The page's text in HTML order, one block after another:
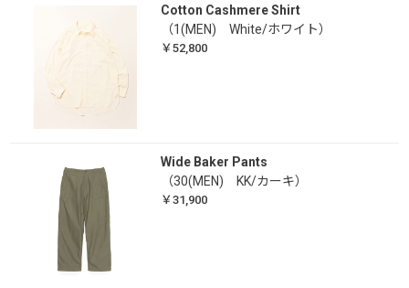
Cotton Cashmere Shirt
（1(MEN) White/ホワイト）
￥52,800
Wide Baker Pants
（30(MEN) KK/カーキ）
￥31,900